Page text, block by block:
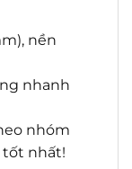
nền
nhanh
nhóm
tốt nhất!